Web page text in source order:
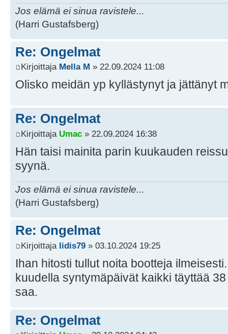
Jos elämä ei sinua ravistele...
(Harri Gustafsberg)
Re: Ongelmat
Kirjoittaja Mella M » 22.09.2024 11:08
Olisko meidän yp kyllästynyt ja jättänyt
Re: Ongelmat
Kirjoittaja Umac » 22.09.2024 16:38
Hän taisi mainita parin kuukauden
syynä.
Jos elämä ei sinua ravistele...
(Harri Gustafsberg)
Re: Ongelmat
Kirjoittaja Iidis79 » 03.10.2024 19:25
Ihan hitosti tullut noita bootteja
kuudella syntymäpäivät kaikki täyttää
saa.
Re: Ongelmat